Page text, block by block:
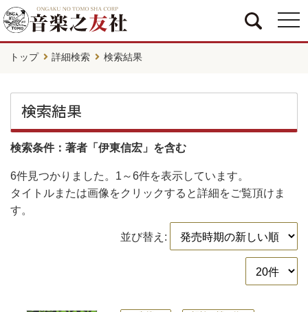
トップ 詳細検索 検索結果
検索結果
検索条件：著者「伊東信宏」を含む
6件見つかりました。 1～6件を表示しています。
タイトルまたは画像をクリックすると詳細をご覧頂けま
す。
並び替え: